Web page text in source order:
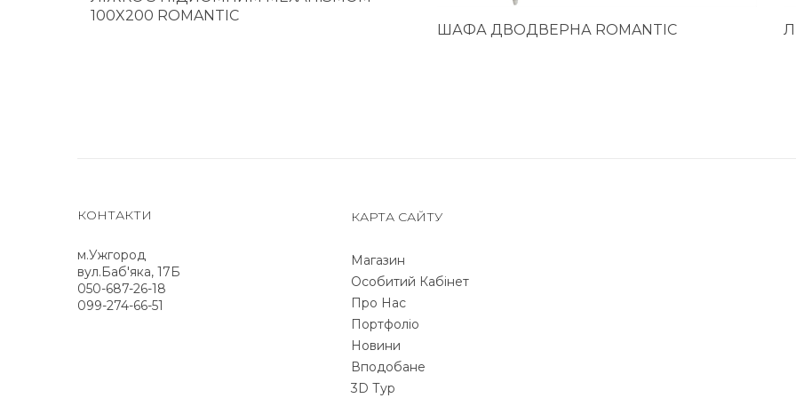
100X200 ROMANTIC
ШАФА ДВОДВЕРНА ROMANTIC
КОНТАКТИ
м.Ужгород
вул.Баб'яка, 17Б
050-687-26-18
099-274-66-51
КАРТА САЙТУ
Магазин
Особитий Кабінет
Про Нас
Портфоліо
Новини
Вподобане
3D Тур